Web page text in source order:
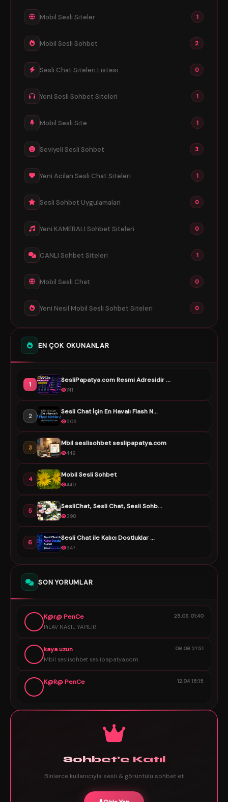
Mobil Sesli Siteler 1
Mobil Sesli Sohbet 2
Sesli Chat Siteleri Listesi 0
Yeni Sesli Sohbet Siteleri 1
Mobil Sesli Site 1
Seviyeli Sesli Sohbet 3
Yeni Acilan Sesli Chat Siteleri 1
Sesli Sohbet Uygulamalari 0
Yeni KAMERALI Sohbet Siteleri 0
CANLI Sohbet Siteleri 1
Mobil Sesli Chat 0
Yeni Nesil Mobil Sesli Sohbet Siteleri 0
EN ÇOK OKUNANLAR
1
SesliPapatya.com Resmi Adresidir ...
741
2
Sesli Chat İçin En Havalı Flash N...
509
3
Mbil seslisohbet seslipapatya.com
449
4
Mobil Sesli Sohbet
440
5
SesliChat, Sesli Chat, Sesli Sohb...
398
6
Sesli Chat ile Kalıcı Dostluklar ...
347
SON YORUMLAR
K@r@ PenCe
PiLAV NASIL YAPILIR
25.06 01:40
kaya uzun
Mbil seslisohbet seslipapatya.com
06.06 21:51
K@R@ PenCe 12.04 15:15
Sohbet'e Katıl
Binlerce kullanıcıyla sesli & görüntülü sohbet et